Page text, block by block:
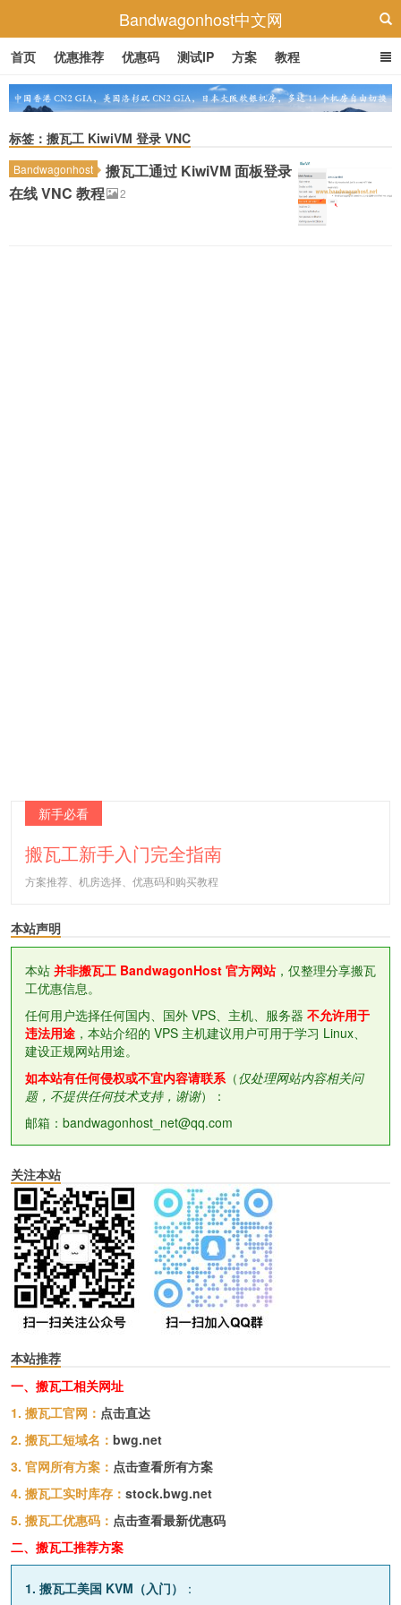
Bandwagonhost中文网
首页 优惠推荐 优惠码 测试IP 方案 教程
标签：搬瓦工 KiwiVM 登录 VNC
Bandwagonhost
搬瓦工通过 KiwiVM 面板登录
在线 VNC 教程
2
新手必看
搬瓦工新手入门完全指南
方案推荐、机房选择、优惠码和购买教程
本站声明
本站 并非搬瓦工 BandwagonHost 官方网站，仅整理分享搬瓦
工优惠信息。
任何用户选择任何国内、国外 VPS、主机、服务器 不允许用于
违法用途 ，本站介绍的 VPS 主机建议用户可用于学习 Linux、
建设正规网站用途。
如本站有任何侵权或不宜内容请联系（仅处理网站内容相关问
题，不提供任何技术支持，谢谢）：
邮箱：bandwagonhost_net@qq.com
关注本站
本站推荐
一、搬瓦工相关网址
1. 搬瓦工官网： 点击直达
2. 搬瓦工短域名： bwg.net
3. 官网所有方案： 点击查看所有方案
4. 搬瓦工实时库存： stock.bwg.net
5. 搬瓦工优惠码： 点击查看最新优惠码
二、搬瓦工推荐方案
1. 搬瓦工美国 KVM（入门） ：